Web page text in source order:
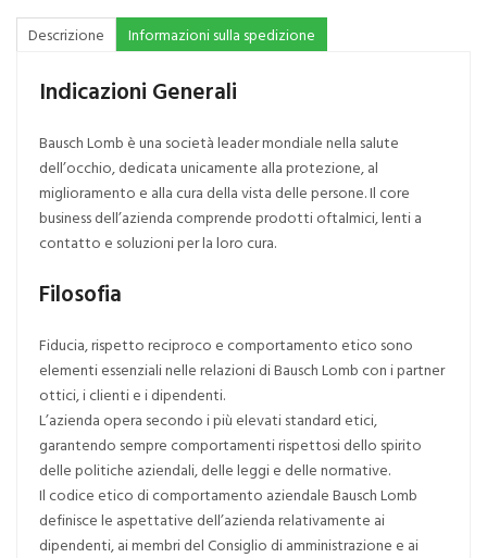
Descrizione Informazioni sulla spedizione
Indicazioni Generali
Bausch Lomb è una società leader mondiale nella salute
dell’occhio, dedicata unicamente alla protezione, al
miglioramento e alla cura della vista delle persone. Il core
business dell’azienda comprende prodotti oftalmici, lenti a
contatto e soluzioni per la loro cura.
Filosofia
Fiducia, rispetto reciproco e comportamento etico sono
elementi essenziali nelle relazioni di Bausch Lomb con i partner
ottici, i clienti e i dipendenti.
L’azienda opera secondo i più elevati standard etici,
garantendo sempre comportamenti rispettosi dello spirito
delle politiche aziendali, delle leggi e delle normative.
Il codice etico di comportamento aziendale Bausch Lomb
definisce le aspettative dell’azienda relativamente ai
dipendenti, ai membri del Consiglio di amministrazione e ai